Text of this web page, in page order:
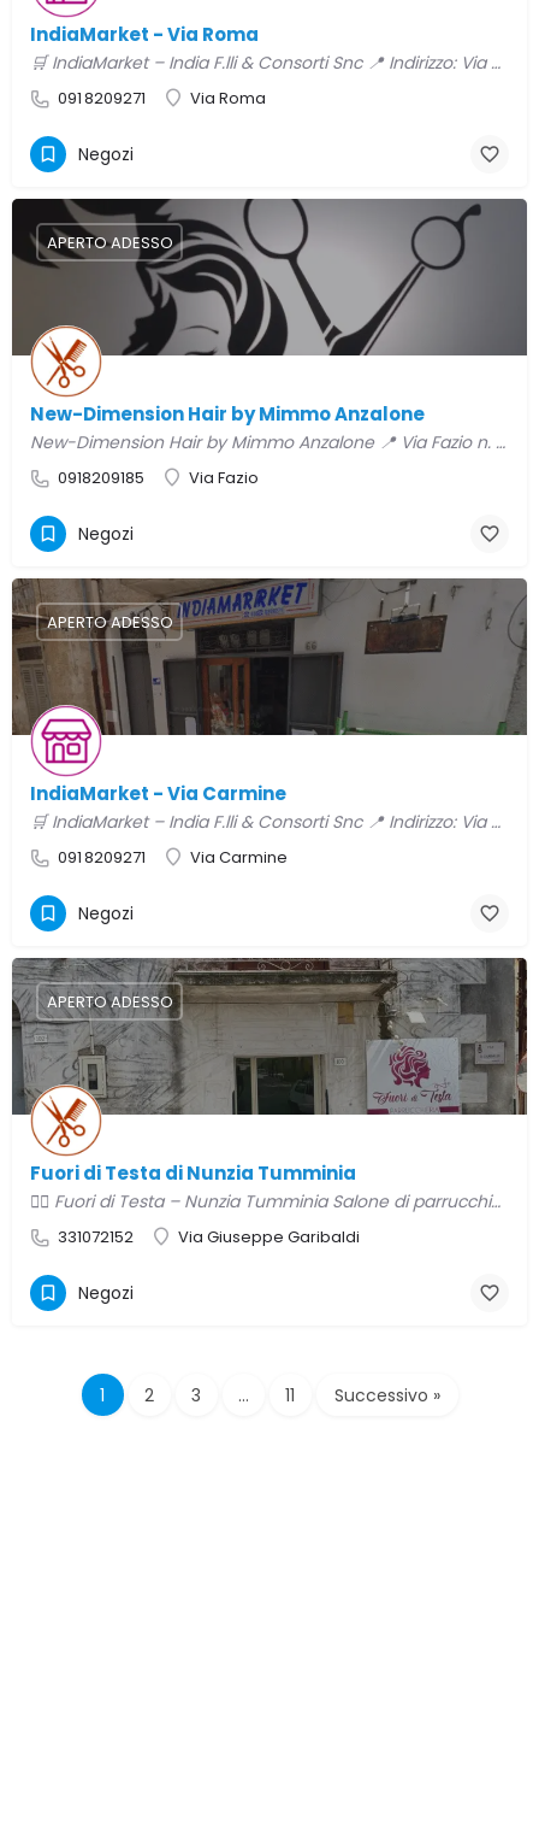
IndiaMarket - Via Roma
🛒 IndiaMarket – India F.lli & Consorti Snc 📍 Indirizzo: Via Roma, 38, Ventimiglia di Sicilia, PA,…
091 8209271 Via Roma
Negozi
New-Dimension Hair by Mimmo Anzalone
New-Dimension Hair by Mimmo Anzalone 📍 Via Fazio n. 14 – Ventimiglia di Sicilia 📞 091 820 9185 Dal 1993,…
0918209185 Via Fazio
APERTO ADESSO
Negozi
IndiaMarket - Via Carmine
🛒 IndiaMarket – India F.lli & Consorti Snc 📍 Indirizzo: Via Carmine, 66 – 90020 Ventimiglia di Sicilia…
091 8209271 Via Carmine
APERTO ADESSO
Negozi
Fuori di Testa di Nunzia Tumminia
💇‍♀️ Fuori di Testa – Nunzia Tumminia Salone di parrucchieria femminile moderno e accogliente, Fuori di…
331072152 Via Giuseppe Garibaldi
APERTO ADESSO
Negozi
1 2 3 … 11 Successivo »